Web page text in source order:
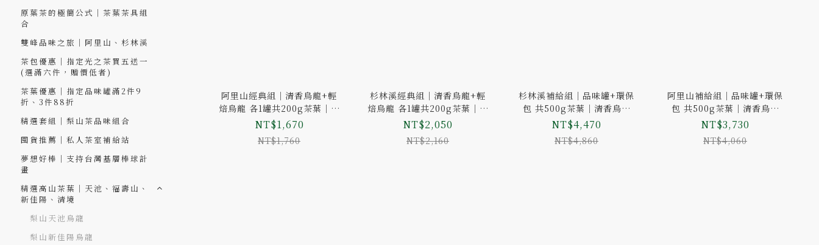
原葉茶的極簡公式｜茶葉茶具組
合
雙峰品味之旅｜阿里山、杉林溪
茶包優惠｜指定光之茶買五送一
(選滿六件，贈價低者)
茶葉優惠｜指定品味罐滿2件9
折、3件88折
精選套組｜梨山茶品味組合
囤貨推薦｜私人茶室補給站
夢想好棒｜支持台灣基層棒球計
畫
精選高山茶葉｜天池、福壽山、
新佳陽、清境
梨山天池烏龍
梨山新佳陽烏龍
阿里山經典組｜清香烏龍+輕
焙烏龍 各1罐共200g茶葉｜經
典鐵罐
NT$1,670
NT$1,760
杉林溪經典組｜清香烏龍+輕
焙烏龍 各1罐共200g茶葉｜經
典鐵罐
NT$2,050
NT$2,160
杉林溪補給組｜品味罐+環保
包 共500g茶葉｜清香烏龍
組、輕焙烏龍組｜風味可選
NT$4,470
NT$4,860
阿里山補給組｜品味罐+環保
包 共500g茶葉｜清香烏龍
組、輕焙烏龍組｜風味可選
NT$3,730
NT$4,060